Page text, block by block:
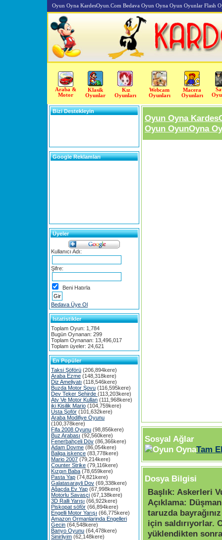
Oyun Oyna KardesOyun.Com Bedava Oyun Oyna Oyun Oyunlar Flash
Araba &
Motor
Klasik
Oyunlar
Kız
Oyunları
Webcam
Oyunları
Macera
Oyunları
Bizi Destekleyin
Google Reklamları
Üyeler
Kullanıcı Adı:
Şifre:
Beni Hatırla
Bedava Üye Ol
Istatistikler
Toplam Oyun: 1,784
Bugün Oynanan: 299
Toplam Oynanan: 13,496,017
Toplam üyeler: 24,621
En Popüler
Taksi Şöförü (206,894kere)
Araba Ezme (148,318kere)
Diz Ameliyatı (118,546kere)
Buzda Motor Şovu (116,595kere)
Dev Teker Şehirde (113,203kere)
Atv Ve Motor Kullan (111,968kere)
iki Kisilik Mario (104,759kere)
Usta Şoför (101,632kere)
Araba Modifiye Oyunu
(100,378kere)
Fifa 2008 Oyunu (98,856kere)
Buz Arabası (92,560kere)
Fenerbahçeli Döv (86,366kere)
Adam Dovme (86,054kere)
Baliga iskence (83,778kere)
Mario 2007 (79,214kere)
Counter Strike (79,116kere)
Kızgın Baba (78,659kere)
Pasta Yap (74,821kere)
Galatasarayli Dov (69,338kere)
Ağaçda Ev Yap (67,998kere)
Motorlu Savasçi (67,138kere)
3D Ralli Yarışı (66,922kere)
Piskopat söför (66,894kere)
Engelli Motor Yarışı (66,775kere)
Amazon Ormanlarinda Engelleri
Gecin (64,548kere)
Banyo Oyunu (64,478kere)
Sinirliyim (62,148kere)
Oyun Oyna
Oyun OyunOyna
Sosyal Ağlar
Tam
Dosya Bilgisi
Başlık: Askerleri
Açıklama:
taruzda
için saldırıyorlar.
yüklendikten